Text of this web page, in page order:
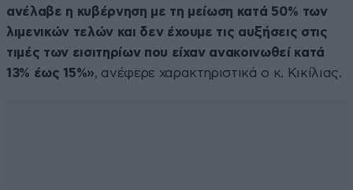
ανέλαβε η κυβέρνηση με τη μείωση κατά 50% των
λιμενικών τελών και δεν έχουμε τις αυξήσεις στις
τιμές των εισιτηρίων που είχαν ανακοινωθεί κατά
13% έως 15%», ανέφερε χαρακτηριστικά ο κ. Κικίλιας.